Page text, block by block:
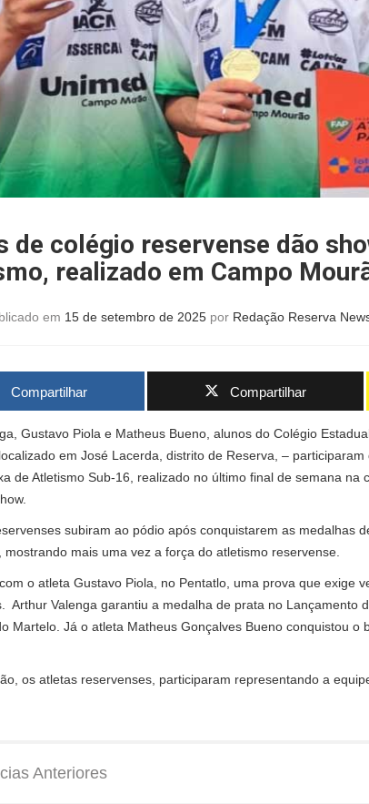
de colégio reservense dão
realizado em Campo
em 15 de setembro de 2025 por Redação Reserva
Compartilhar Compartilhar
Gustavo Piola e Matheus Bueno, alunos do Colégio
em José Lacerda, distrito de Reserva, –
de Atletismo Sub-16, realizado no último final de semana na
subiram ao pódio após conquistarem as medalhas
mostrando mais uma vez a força do atletismo reservense.
o atleta Gustavo Piola, no Pentatlo, uma prova que exige
Arthur Valenga garantiu a medalha de prata no Lançamento
Martelo. Já o atleta Matheus Gonçalves Bueno conquistou o
os atletas reservenses, participaram representando a
Anteriores